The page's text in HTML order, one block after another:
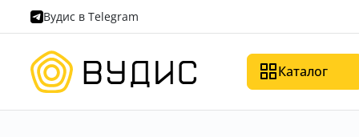
Вудис в Telegram
Каталог